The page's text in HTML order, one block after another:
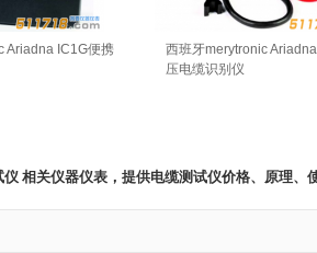
Ariadna IC1G便携
西班牙merytronic
压电缆识别仪
相关仪器仪表，提供电缆测试仪价格、原理